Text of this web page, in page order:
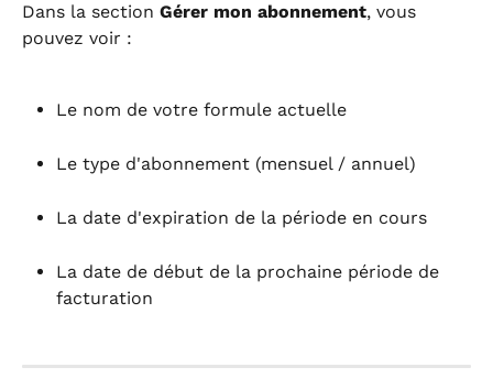
Dans la section Gérer mon abonnement, vous
pouvez voir :
Le nom de votre formule actuelle
Le type d'abonnement (mensuel / annuel)
La date d'expiration de la période en cours
La date de début de la prochaine période de
facturation